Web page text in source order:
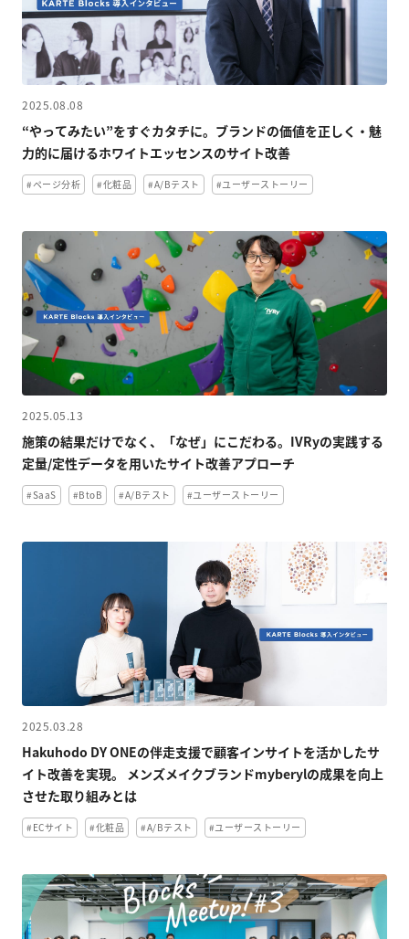
2025.08.08
“やってみたい”をすぐカタチに。ブランドの価値を正しく・魅
力的に届けるホワイトエッセンスのサイト改善
#ページ分析 #化粧品 #A/Bテスト #ユーザーストーリー
2025.05.13
施策の結果だけでなく、「なぜ」にこだわる。IVRyの実践する
定量/定性データを用いたサイト改善アプローチ
#SaaS #BtoB #A/Bテスト #ユーザーストーリー
2025.03.28
Hakuhodo DY ONEの伴走支援で顧客インサイトを活かしたサ
イト改善を実現。 メンズメイクブランドmyberylの成果を向上
させた取り組みとは
#ECサイト #化粧品 #A/Bテスト #ユーザーストーリー